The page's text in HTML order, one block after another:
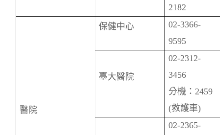
2182
醫院
保健中心
02-3366-
9595
臺大醫院
02-2312-
3456
分機：2459
(救護車)
02-2365-